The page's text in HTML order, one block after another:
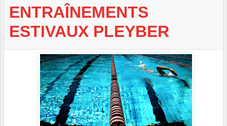
ENTRAÎNEMENTS
ESTIVAUX PLEYBER